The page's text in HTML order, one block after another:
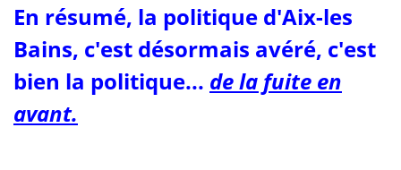
En résumé, la politique d'Aix-les
Bains, c'est désormais avéré, c'est
bien la politique... de la fuite en
avant.